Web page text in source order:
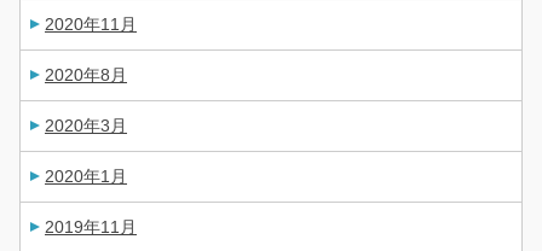
2020年11月
2020年8月
2020年3月
2020年1月
2019年11月